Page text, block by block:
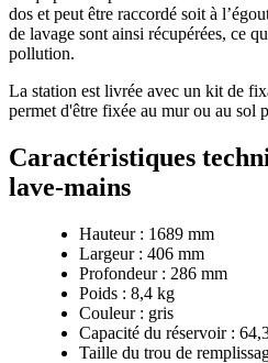
dos et peut être raccordé soit à
de lavage sont ainsi récupérées, ce
pollution.
La station est livrée avec un kit de
permet d'être fixée au mur ou au sol
Caractéristiques
lave-mains
Hauteur : 1689 mm
Largeur : 406 mm
Profondeur : 286 mm
Poids : 8,4 kg
Couleur : gris
Capacité du réservoir :
Taille du trou de